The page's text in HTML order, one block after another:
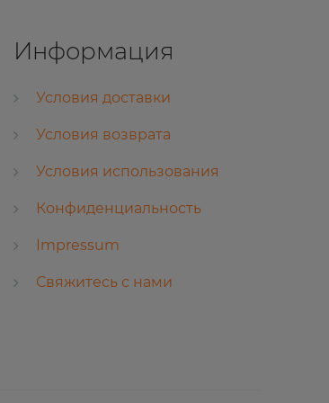
Информация
Условия доставки
Условия возврата
Условия использования
Конфиденциальность
Impressum
Свяжитесь с нами